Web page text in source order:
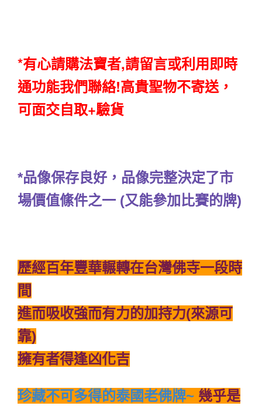
*有心請購法寶者,請留言或利用即時
通功能我們聯絡!高貴聖物不寄送，
可面交自取+驗貨
*品像保存良好，品像完整決定了市
場價值絛件之一 (又能參加比賽的牌)
歷經百年豐華輾轉在台灣佛寺一段時
間
進而吸收強而有力的加持力(來源可
靠)
擁有者得逢凶化吉
珍藏不可多得的泰國老佛牌~ 幾乎是